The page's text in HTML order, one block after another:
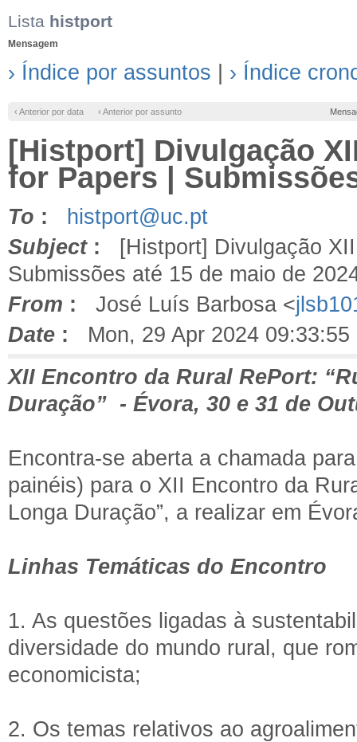
Lista histport
Mensagem
› Índice por assuntos › Índice
‹ Anterior por data ‹ Anterior por assunto
[Histport] Divulgação
for Papers |
To :
histport@uc.pt
Subject: [Histport] Divulgação
Submissões até 15 de maio de
From : José Luís Barbosa <
Date : Mon, 29 Apr 2024 09:33:55
XII Encontro da Rural RePort:
Duração” - Évora, 30 e 31 de
Encontra-se aberta a chamada
painéis) para o XII Encontro da
Longa Duração”, a realizar em
Linhas Temáticas do Encontro
1. As questões ligadas à
diversidade do mundo rural, que
economicista;
2. Os temas relativos ao